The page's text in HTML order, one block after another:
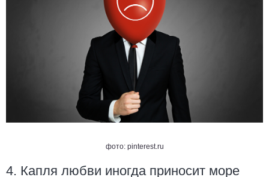
фото: pinterest.ru
4. Капля любви иногда приносит море